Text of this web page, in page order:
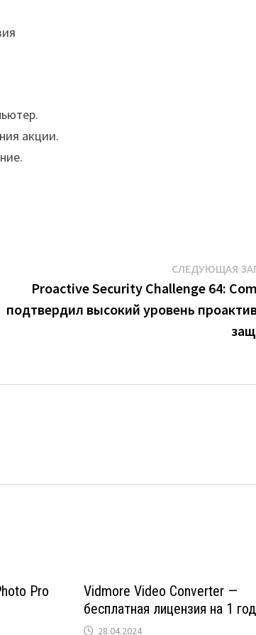
акции.
СЛЕДУЮЩАЯ
Proactive Security Challenge 64:
подтвердил высокий уровень
Pro
Vidmore Video Converter —
бесплатная лицензия на 1 год
28.04.2024